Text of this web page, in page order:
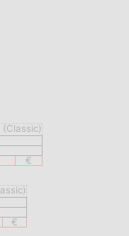
€
€